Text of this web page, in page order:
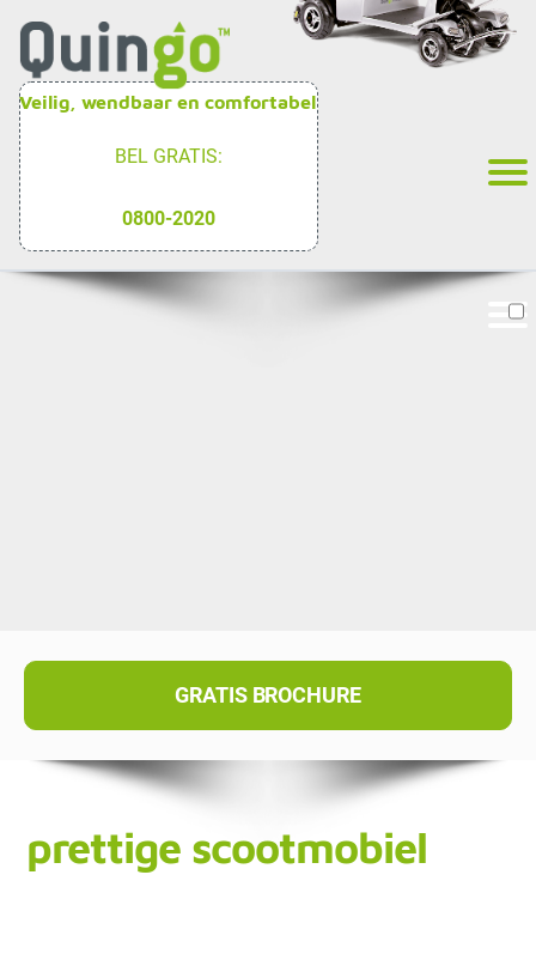
Veilig, wendbaar en comfortabel
BEL GRATIS:
0800-2020
GRATIS BROCHURE
prettige scootmobiel